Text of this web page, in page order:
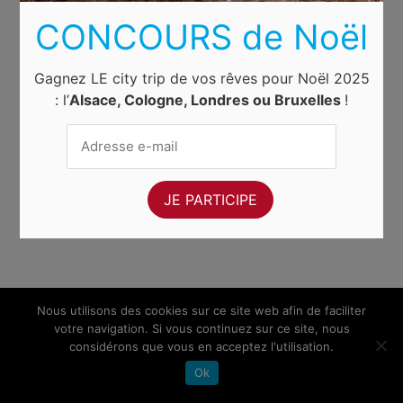
Nous utilisons des cookies sur ce site web afin de faciliter
votre navigation. Si vous continuez sur ce site, nous
considérons que vous en acceptez l'utilisation.
Ok
CONCOURS de Noël
Gagnez LE city trip de vos rêves pour Noël 2025
: l’Alsace, Cologne, Londres ou Bruxelles !